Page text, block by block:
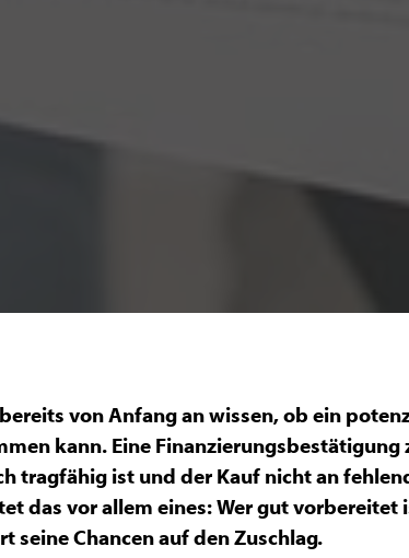
von Anfang an wissen, ob ein
kann. Eine Finanzierungsbestätigung
tragfähig ist und der Kauf nicht an
das vor allem eines: Wer gut
seine Chancen auf den Zuschlag.